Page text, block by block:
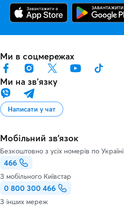
Ми в соцмережах
Ми на звʼязку
Написати у чат
Мобільний зв'язок
Безкоштовно з усіх номерів по Україні
466
З мобільного Київстар
0 800 300 466
З інших мереж